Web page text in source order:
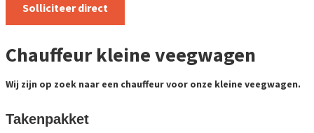
Solliciteer direct
Chauffeur kleine veegwagen
Wij zijn op zoek naar een chauffeur voor onze kleine veegwagen.
Takenpakket